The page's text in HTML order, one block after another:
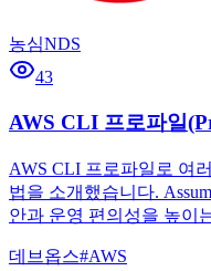
농심NDS
43
AWS CLI 프로파일
AWS CLI 프로파일로 여
법을 소개했습니다.
안과 운영 편의성을 높이
데브옵스#AWS